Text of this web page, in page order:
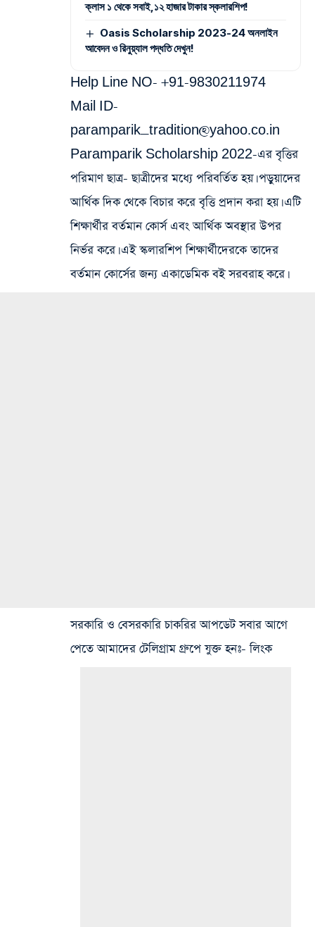
ক্লাস ১ থেকে সবাই,১২ হাজার টাকার স্কলারশিপ!
Oasis Scholarship 2023-24 অনলাইন
আবেদন ও রিনুয়্যাল পদ্ধতি দেখুন!
Help Line NO- +91-9830211974
Mail ID-
paramparik_tradition@yahoo.co.in
Paramparik Scholarship 2022-এর বৃত্তির
পরিমাণ ছাত্র- ছাত্রীদের মধ্যে পরিবর্তিত হয়। পড়ুয়াদের
আর্থিক দিক থেকে বিচার করে বৃত্তি প্রদান করা হয়। এটি
শিক্ষার্থীর বর্তমান কোর্স এবং আর্থিক অবস্থার উপর
নির্ভর করে। এই স্কলারশিপ শিক্ষার্থীদেরকে তাদের
বর্তমান কোর্সের জন্য একাডেমিক বই সরবরাহ করে।
সরকারি ও বেসরকারি চাকরির আপডেট সবার আগে
পেতে আমাদের টেলিগ্রাম গ্রুপে যুক্ত হনঃ- লিংক